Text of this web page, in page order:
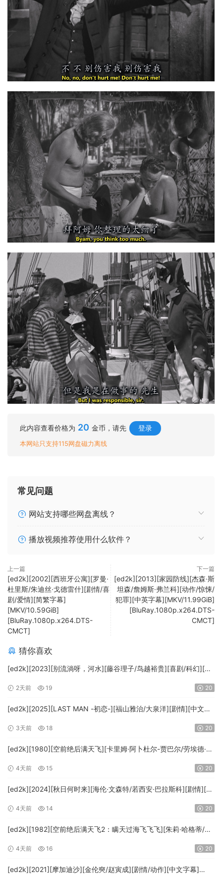
此内容查看价格为 20 金币，请先 登录
本网站只支持115网盘磁力离线
常见问题
网站支持哪些网盘离线？
播放视频推荐使用什么软件？
上一篇
[ed2k][2002][西班牙公寓][罗曼·
杜里斯/朱迪丝·戈德雷什][剧情/喜
剧/爱情][简繁字幕]
[MKV/10.59GiB]
[BluRay.1080p.x264.DTS-
CMCT]
下一篇
[ed2k][2013][家园防线][杰森·斯
坦森/詹姆斯·弗兰科][动作/惊悚/
犯罪][中英字幕][MKV/11.99GiB]
[BluRay.1080p.x264.DTS-
CMCT]
猜你喜欢
[ed2k][2023][别流淌呀，河水][藤谷理子/鸟越裕贵][喜剧/科幻][中
2天前 19 20
[ed2k][2025][LAST MAN -初恋-][福山雅治/大泉洋][剧情][中文字
3天前 18 20
[ed2k][1980][空前绝后满天飞][卡里姆·阿卜杜尔-贾巴尔/劳埃德·布
HD.MA5.1.x265.10bit-BeiTai]
4天前 15 20
[ed2k][2024][秋日何时来][海伦·文森特/若西安·巴拉斯科][剧情][中
FRDS]
4天前 14 20
[ed2k][1982][空前绝后满天飞2：瞒天过海飞飞飞][朱莉·哈格蒂/罗
[1080p.BluRay.x264.DTS-WiKi]
4天前 16 20
[ed2k][2021][摩加迪沙][金伦奭/赵寅成][剧情/动作][中文字幕]